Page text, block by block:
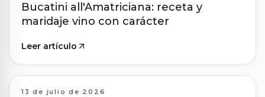
Bucatini all'Amatriciana: receta y
maridaje vino con carácter
Leer artículo
13 de julio de 2026